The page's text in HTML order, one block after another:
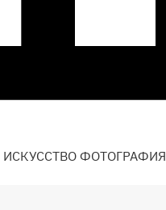
ИСКУССТВО ФОТОГРАФИЯ